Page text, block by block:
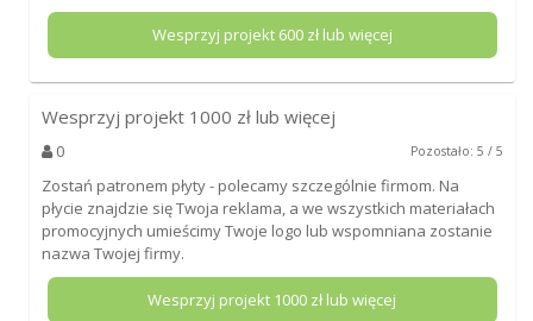
Wesprzyj projekt 600zł lub więcej
Wesprzyj projekt 1000 zł lub więcej
0 Pozostało: 5 / 5
Zostań patronem płyty - polecamy szczególnie firmom. Na
płycie znajdzie się Twoja reklama, a we wszystkich materiałach
promocyjnych umieścimy Twoje logo lub wspomniana zostanie
nazwa Twojej firmy.
Wesprzyj projekt 1000 zł lub więcej